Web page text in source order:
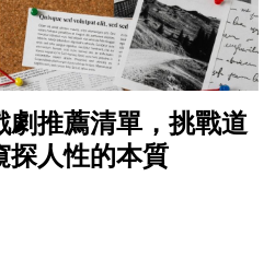
劇推薦清單，挑戰道
探人性的本質